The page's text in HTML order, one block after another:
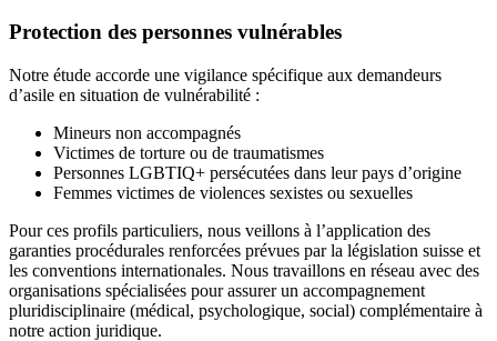
Protection des personnes vulnérables
Notre étude accorde une vigilance spécifique aux demandeurs
d’asile en situation de vulnérabilité :
Mineurs non accompagnés
Victimes de torture ou de traumatismes
Personnes LGBTIQ+ persécutées dans leur pays d’origine
Femmes victimes de violences sexistes ou sexuelles
Pour ces profils particuliers, nous veillons à l’application des
garanties procédurales renforcées prévues par la législation suisse et
les conventions internationales. Nous travaillons en réseau avec des
organisations spécialisées pour assurer un accompagnement
pluridisciplinaire (médical, psychologique, social) complémentaire à
notre action juridique.